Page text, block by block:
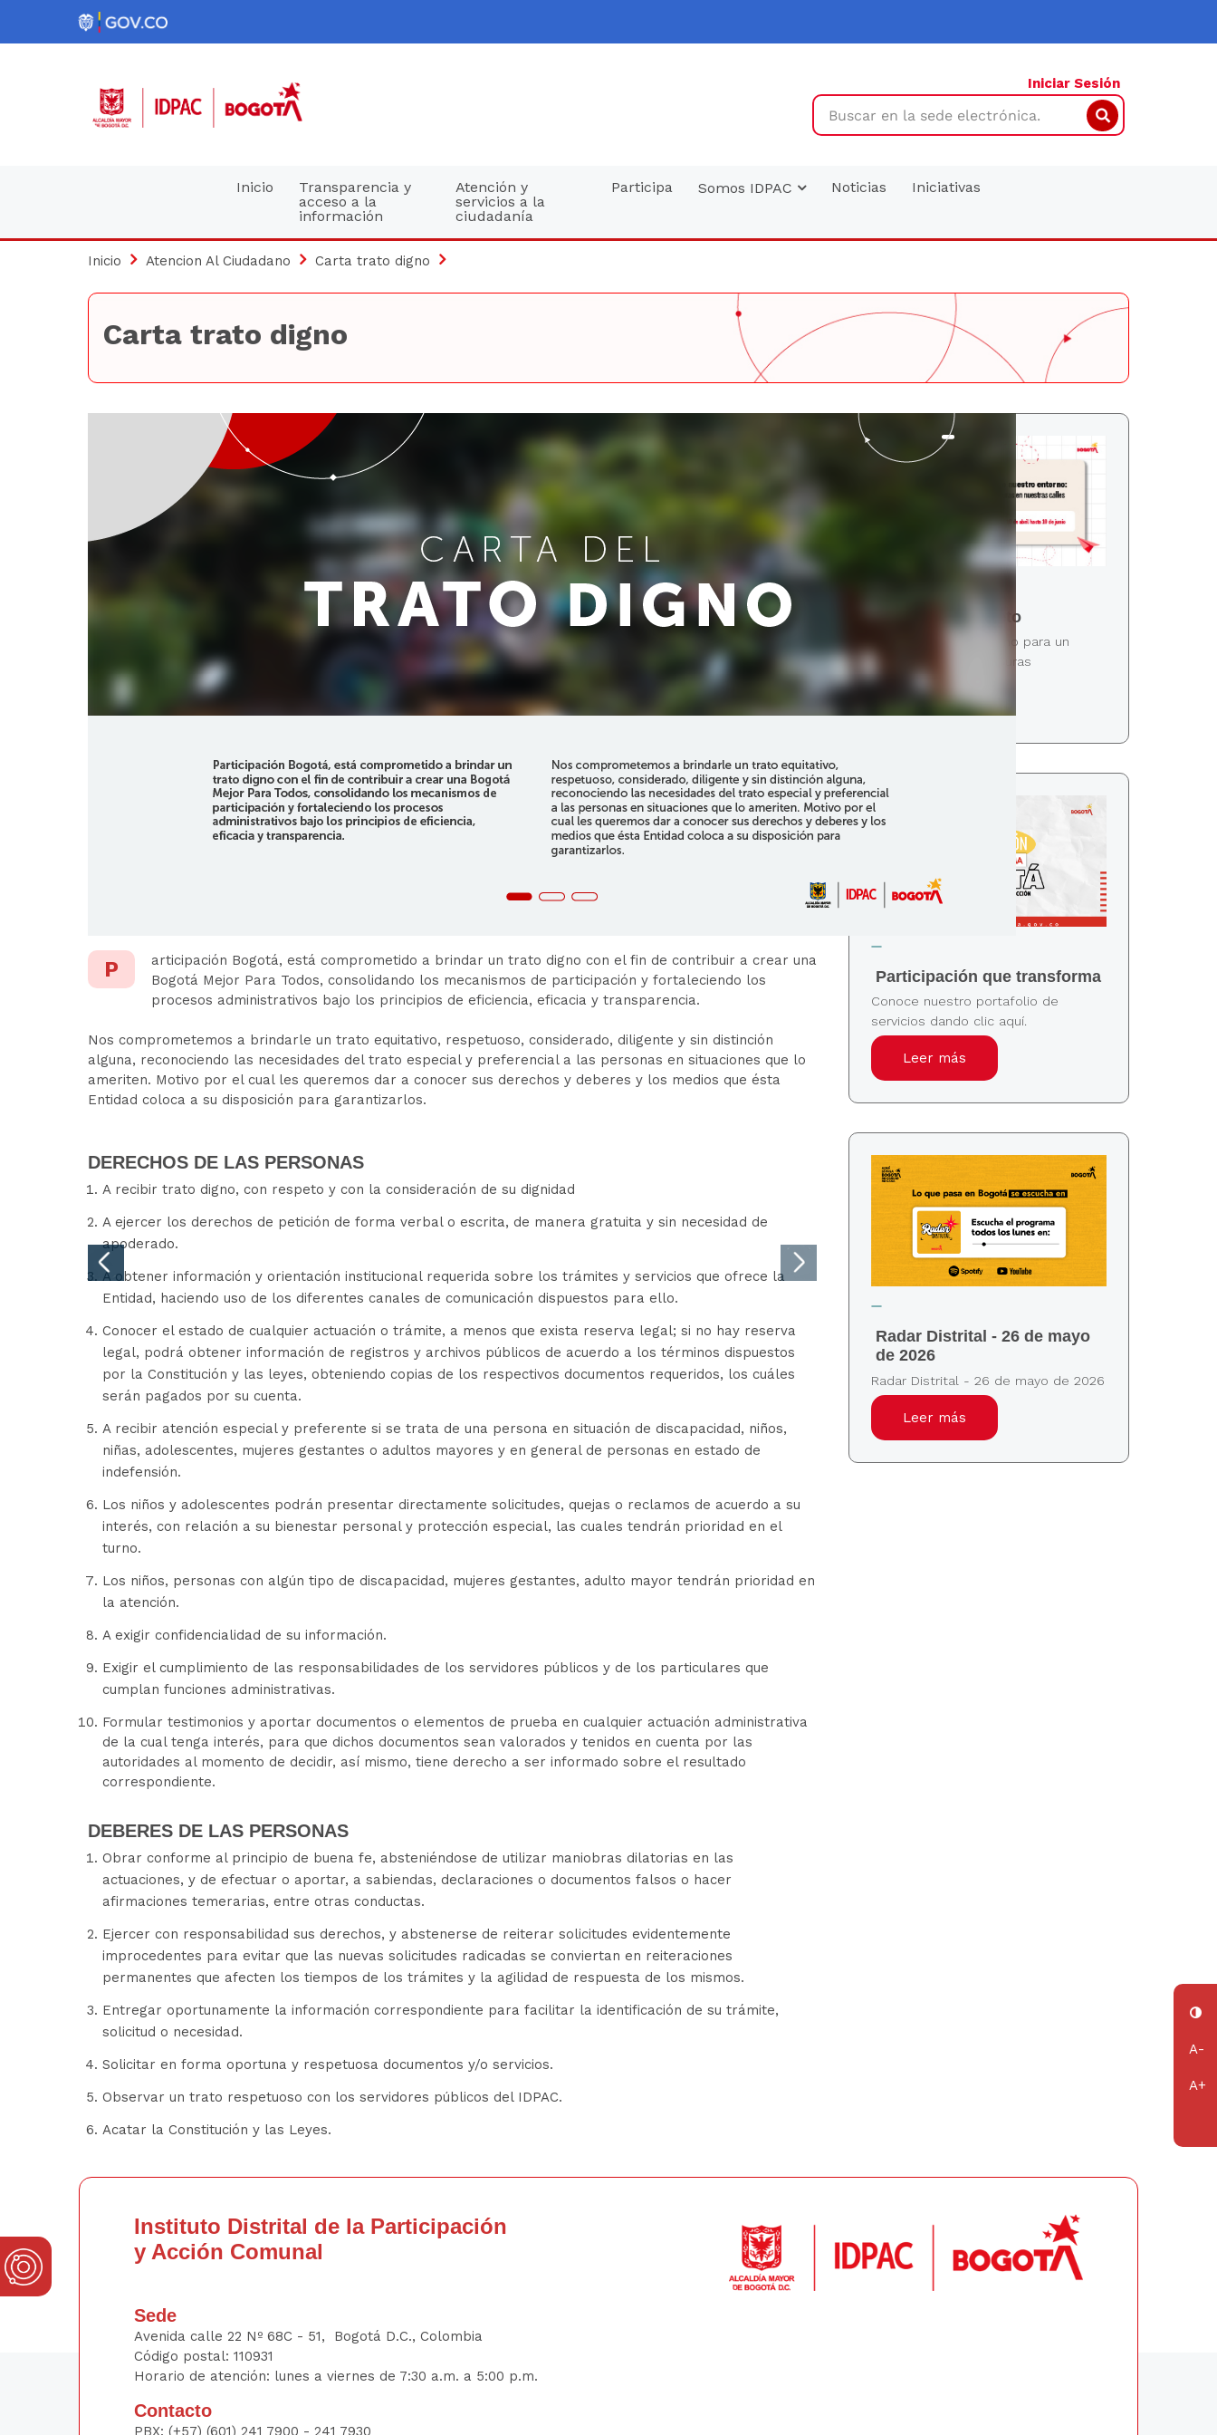
Iniciar Sesión
Search
Inicio
Transparencia y
acceso a la
información
Atención y
servicios a la
ciudadanía
Participa Somos IDPAC Noticias Iniciativas
Inicio Atencion Al Ciudadano Carta trato digno
Carta trato digno
P
articipación Bogotá, está comprometido a brindar un trato digno con el fin de contribuir a crear una
Bogotá Mejor Para Todos, consolidando los mecanismos de participación y fortaleciendo los
procesos administrativos bajo los principios de eficiencia, eficacia y transparencia.
Nos comprometemos a brindarle un trato equitativo, respetuoso, considerado, diligente y sin distinción
alguna, reconociendo las necesidades del trato especial y preferencial a las personas en situaciones que lo
ameriten. Motivo por el cual les queremos dar a conocer sus derechos y deberes y los medios que ésta
Entidad coloca a su disposición para garantizarlos.
DERECHOS DE LAS PERSONAS
A recibir trato digno, con respeto y con la consideración de su dignidad
A ejercer los derechos de petición de forma verbal o escrita, de manera gratuita y sin necesidad de
apoderado.
A obtener información y orientación institucional requerida sobre los trámites y servicios que ofrece la
Entidad, haciendo uso de los diferentes canales de comunicación dispuestos para ello.
Conocer el estado de cualquier actuación o trámite, a menos que exista reserva legal; si no hay reserva
legal, podrá obtener información de registros y archivos públicos de acuerdo a los términos dispuestos
por la Constitución y las leyes, obteniendo copias de los respectivos documentos requeridos, los cuáles
serán pagados por su cuenta.
A recibir atención especial y preferente si se trata de una persona en situación de discapacidad, niños,
niñas, adolescentes, mujeres gestantes o adultos mayores y en general de personas en estado de
indefensión.
Los niños y adolescentes podrán presentar directamente solicitudes, quejas o reclamos de acuerdo a su
interés, con relación a su bienestar personal y protección especial, las cuales tendrán prioridad en el
turno.
Los niños, personas con algún tipo de discapacidad, mujeres gestantes, adulto mayor tendrán prioridad en
la atención.
A exigir confidencialidad de su información.
Exigir el cumplimiento de las responsabilidades de los servidores públicos y de los particulares que
cumplan funciones administrativas.
Formular testimonios y aportar documentos o elementos de prueba en cualquier actuación administrativa
de la cual tenga interés, para que dichos documentos sean valorados y tenidos en cuenta por las
autoridades al momento de decidir, así mismo, tiene derecho a ser informado sobre el resultado
correspondiente.
DEBERES DE LAS PERSONAS
Obrar conforme al principio de buena fe, absteniéndose de utilizar maniobras dilatorias en las
actuaciones, y de efectuar o aportar, a sabiendas, declaraciones o documentos falsos o hacer
afirmaciones temerarias, entre otras conductas.
Ejercer con responsabilidad sus derechos, y abstenerse de reiterar solicitudes evidentemente
improcedentes para evitar que las nuevas solicitudes radicadas se conviertan en reiteraciones
permanentes que afecten los tiempos de los trámites y la agilidad de respuesta de los mismos.
Entregar oportunamente la información correspondiente para facilitar la identificación de su trámite,
solicitud o necesidad.
Solicitar en forma oportuna y respetuosa documentos y/o servicios.
Observar un trato respetuoso con los servidores públicos del IDPAC.
Acatar la Constitución y las Leyes.
Participa en el reto
Compromiso ciudadano para un
territorio libre de basuras
Leer más
Participación que transforma
Conoce nuestro portafolio de
servicios dando clic aquí.
Leer más
Radar Distrital - 26 de mayo
de 2026
Radar Distrital - 26 de mayo de 2026
Leer más
Instituto Distrital de la Participación
y Acción Comunal
Sede
Avenida calle 22 Nº 68C - 51, Bogotá D.C., Colombia
Código postal: 110931
Horario de atención: lunes a viernes de 7:30 a.m. a 5:00 p.m.
Contacto
PBX: (+57) (601) 241 7900 - 241 7930